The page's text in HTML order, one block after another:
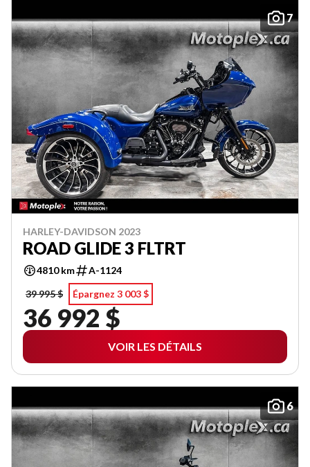
7
HARLEY-DAVIDSON 2023
ROAD GLIDE 3 FLTRT
4810 km
A-1124
39 995 $
Épargnez 3 003 $
36 992 $
VOIR LES DÉTAILS
6